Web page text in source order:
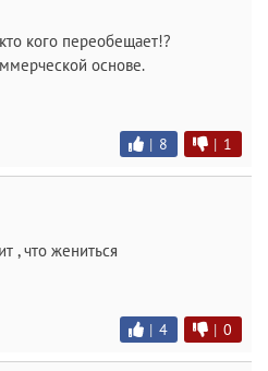
кого переобещает!?
основе.
| 8 | 1
, что жениться
| 4 | 0